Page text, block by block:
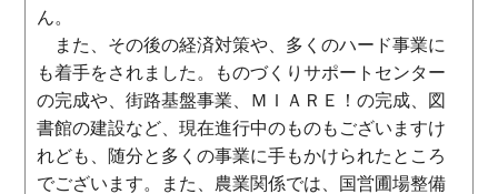
ん。
また、その後の経済対策や、多くのハード事業に
も着手をされました。ものづくりサポートセンター
の完成や、街路基盤事業、ＭＩＡＲＥ！の完成、図
書館の建設など、現在進行中のものもございますけ
れども、随分と多くの事業に手もかけられたところ
でございます。また、農業関係では、国営圃場整備